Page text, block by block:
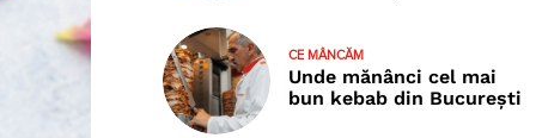
CE MÂNCĂM
Unde mănânci cel mai
bun kebab din București